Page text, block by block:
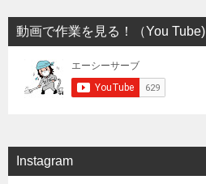
動画で作業を見る！（You Tube)
Instagram